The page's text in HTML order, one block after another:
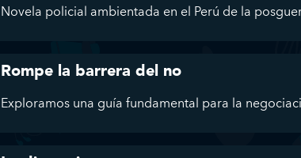
Novela policial ambientada en el Perú de la
Rompe la barrera del no
Exploramos una guía fundamental para la